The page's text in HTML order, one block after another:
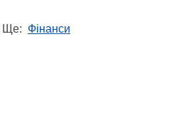
Ще: Фінанси